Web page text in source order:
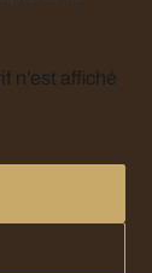
n’est affiché